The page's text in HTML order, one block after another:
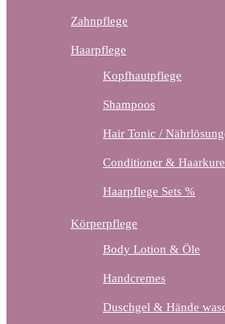
Zahnpflege
Haarpflege
Kopfhautpflege
Shampoos
Hair Tonic /
Conditioner &
Haarpflege Sets %
Körperpflege
Body Lotion & Öle
Handcremes
Duschgel & Hände